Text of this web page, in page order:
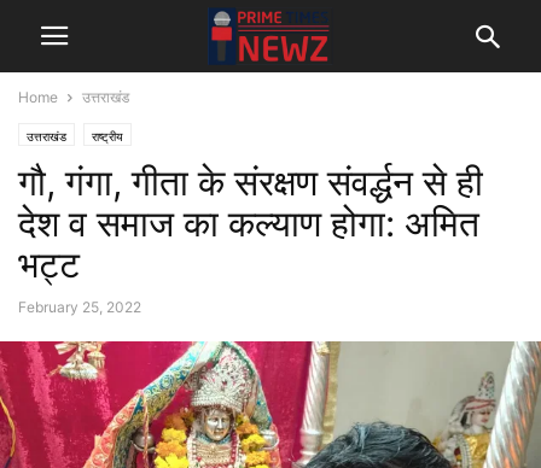
Home उत्तराखंड
उत्तराखंड राष्ट्रीय
गौ, गंगा, गीता के संरक्षण संवर्द्धन से ही
देश व समाज का कल्याण होगा: अमित
भट्ट
February 25, 2022